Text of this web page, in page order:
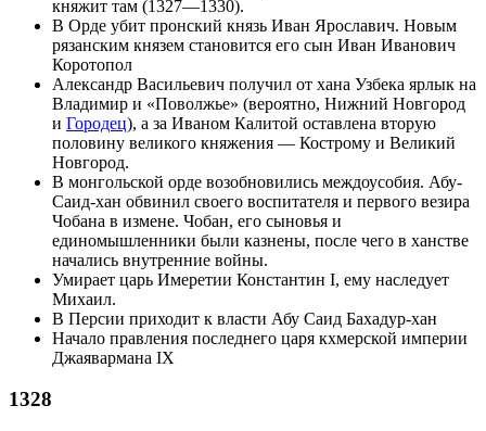
княжит там (1327—1330).
В Орде убит пронский князь Иван Ярославич. Новым
рязанским князем становится его сын Иван Иванович
Коротопол
Александр Васильевич получил от хана Узбека ярлык на
Владимир и «Поволжье» (вероятно, Нижний Новгород
и Городец), а за Иваном Калитой оставлена вторую
половину великого княжения — Кострому и Великий
Новгород.
В монгольской орде возобновились междоусобия. Абу-
Саид-хан обвинил своего воспитателя и первого везира
Чобана в измене. Чобан, его сыновья и
единомышленники были казнены, после чего в ханстве
начались внутренние войны.
Умирает царь Имеретии Константин I, ему наследует
Михаил.
В Персии приходит к власти Абу Саид Бахадур-хан
Начало правления последнего царя кхмерской империи
Джаявармана IX
1328